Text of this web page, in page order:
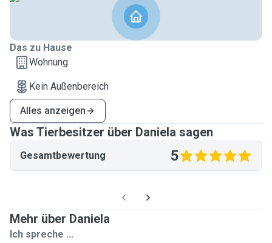
Das zu Hause
Wohnung
Kein Außenbereich
Alles anzeigen
Was Tierbesitzer über Daniela sagen
Gesamtbewertung 5
Mehr über Daniela
Ich spreche ...